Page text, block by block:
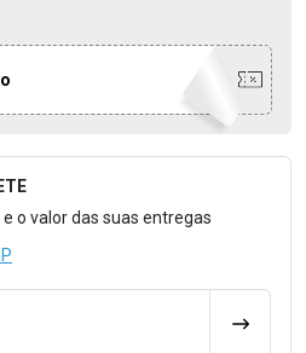
o Frete
o valor das suas entregas